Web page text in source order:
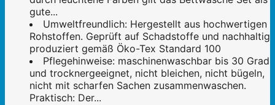
gute...
Umweltfreundlich: Hergestellt aus hochwertigen
Rohstoffen. Geprüft auf Schadstoffe und nachhaltig
produziert gemäß Öko-Tex Standard 100
Pflegehinweise: maschinenwaschbar bis 30 Grad
und trocknergeeignet, nicht bleichen, nicht bügeln,
nicht mit scharfen Sachen zusammenwaschen.
Praktisch: Der...